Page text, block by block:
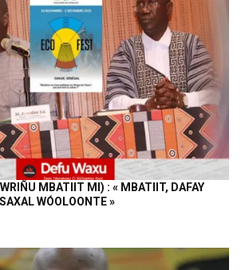
MBATIIT MI) : « MBATIIT, DAFAY
WÓOLOONTE »